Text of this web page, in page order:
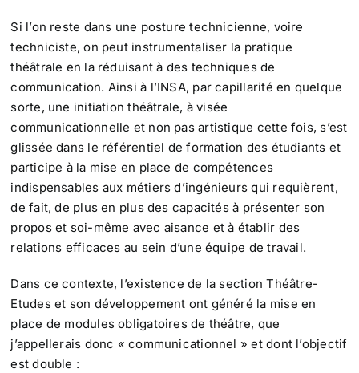
Si l’on reste dans une posture technicienne, voire
techniciste, on peut instrumentaliser la pratique
théâtrale en la réduisant à des techniques de
communication. Ainsi à l’INSA, par capillarité en quelque
sorte, une initiation théâtrale, à visée
communicationnelle et non pas artistique cette fois, s’est
glissée dans le référentiel de formation des étudiants et
participe à la mise en place de compétences
indispensables aux métiers d’ingénieurs qui requièrent,
de fait, de plus en plus des capacités à présenter son
propos et soi-même avec aisance et à établir des
relations efficaces au sein d’une équipe de travail.
Dans ce contexte, l’existence de la section Théâtre-
Etudes et son développement ont généré la mise en
place de modules obligatoires de théâtre, que
j’appellerais donc « communicationnel » et dont l’objectif
est double :